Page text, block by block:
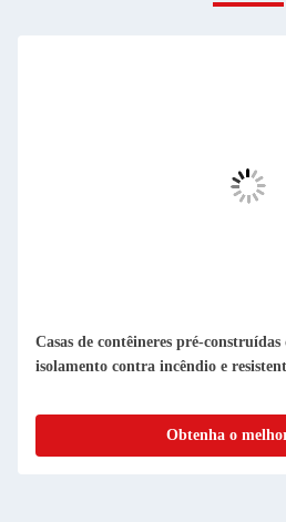
Casas de contêineres pré-fabricadas
Facil de limpar e à prova de pó
Obtenha o